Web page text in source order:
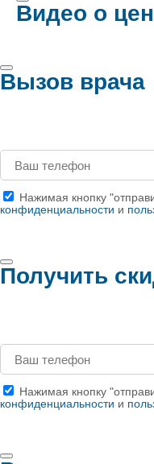
Видео о
Вызов врача
Нажимая кнопку
конфиденциальности и
Получить
Нажимая кнопку
конфиденциальности и